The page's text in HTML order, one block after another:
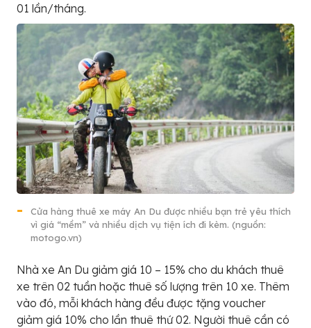
01 lần/tháng.
Cửa hàng thuê xe máy An Du được nhiều bạn trẻ yêu thích
vì giá “mềm” và nhiều dịch vụ tiện ích đi kèm. (nguồn:
motogo.vn)
Nhà xe An Du giảm giá 10 – 15% cho du khách thuê
xe trên 02 tuần hoặc thuê số lượng trên 10 xe. Thêm
vào đó, mỗi khách hàng đều được tặng voucher
giảm giá 10% cho lần thuê thứ 02. Người thuê cần có